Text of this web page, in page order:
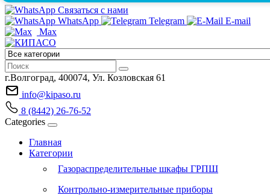
Связаться с нами
WhatsApp
Telegram
E-mail
Max
г.Волгоград, 400074, Ул. Козловская 61
info@kipaso.ru
8 (8442) 26-76-52
Categories
Главная
Категории
Газораспределительные шкафы ГРПШ
Контрольно-измерительные приборы